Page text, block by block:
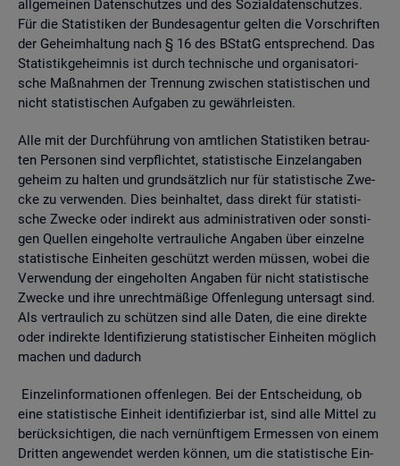
all­ge­mei­nen Da­ten­schut­zes und des So­zi­al­da­ten­schut­zes.
Für die Sta­tis­ti­ken der Bun­des­agen­tur gel­ten die Vor­schrif­ten
der Ge­heim­hal­tung nach § 16 des BStatG ent­spre­chend. Das
Sta­tis­tik­ge­heim­nis ist durch tech­ni­sche und or­ga­ni­sa­to­ri­
sche Maß­nah­men der Tren­nung zwi­schen sta­tis­ti­schen und
nicht sta­tis­ti­schen Auf­ga­ben zu ge­währ­leis­ten.
Alle mit der Durch­füh­rung von amt­li­chen Sta­tis­ti­ken be­trau­
ten Per­so­nen sind ver­pflich­tet, sta­tis­ti­sche Ein­zel­an­ga­ben
ge­heim zu hal­ten und grund­sätz­lich nur für sta­tis­ti­sche Zwe­
cke zu ver­wen­den. Dies be­inhal­tet, dass di­rekt für sta­tis­ti­
sche Zwe­cke oder in­di­rekt aus ad­mi­nis­tra­ti­ven oder sons­ti­
gen Quel­len ein­ge­hol­te ver­trau­li­che An­ga­ben über ein­zel­ne
sta­tis­ti­sche Ein­hei­ten ge­schützt wer­den müs­sen, wobei die
Ver­wen­dung der ein­ge­hol­ten An­ga­ben für nicht sta­tis­ti­sche
Zwe­cke und ihre un­recht­mä­ßi­ge Of­fen­le­gung un­ter­sagt sind.
Als ver­trau­lich zu schüt­zen sind alle Daten, die eine di­rek­te
oder in­di­rek­te Iden­ti­fi­zie­rung sta­tis­ti­scher Ein­hei­ten mög­lich
ma­chen und da­durch
Ein­zel­in­for­ma­tio­nen of­fen­le­gen. Bei der Ent­schei­dung, ob
eine sta­tis­ti­sche Ein­heit iden­ti­fi­zier­bar ist, sind alle Mit­tel zu
be­rück­sich­ti­gen, die nach ver­nünf­ti­gem Er­mes­sen von einem
Drit­ten an­ge­wen­det wer­den kön­nen, um die sta­tis­ti­sche Ein­